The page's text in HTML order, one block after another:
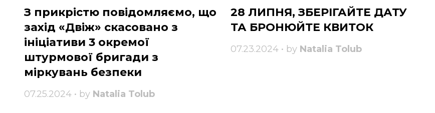
З прикрістю повідомляємо, що
захід «Двіж» скасовано з
ініціативи 3 окремої
штурмової бригади з
міркувань безпеки
07.25.2024 • by Natalia Tolub
28 ЛИПНЯ, ЗБЕРІГАЙТЕ ДАТУ
ТА БРОНЮЙТЕ КВИТОК
07.23.2024 • by Natalia Tolub